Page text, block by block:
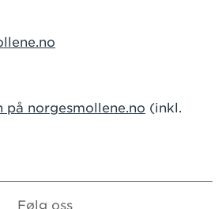
på norgesmollene.no (inkl.
Følg oss